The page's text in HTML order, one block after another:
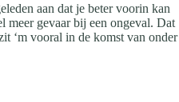
aan dat je beter voorin kan
meer gevaar bij een ongeval. Dat
‘m vooral in de komst van onder